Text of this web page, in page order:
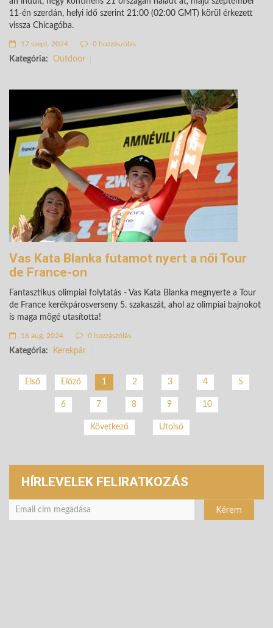
11-én szerdán, helyi idő szerint 21:00 (02:00 GMT) körül érkezett
vissza Chicagóba.
17 szept. 2024 0 hozzászólás
Kategória: Outdoor
Vas Kata Blanka futamot nyert a női Tour
de France-on
Fantasztikus olimpiai folytatás - Vas Kata Blanka megnyerte a Tour
de France kerékpárosverseny 5. szakaszát, ahol az olimpiai bajnokot
is maga mögé utasította!
16 aug. 2024 0 hozzászólás
Kategória: Kerekpár
Első Előző 1 2 3 4 5
6 7 8 9 10
Következő Utolsó
HÍRLEVELEK FELIRATKOZÁS